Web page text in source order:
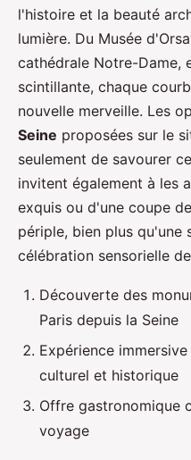
l'histoire et la beauté
lumière. Du Musée
cathédrale Notre-Dame,
scintillante, chaque
nouvelle merveille. Les
Seine proposées sur le
seulement de savourer
invitent également à les
exquis ou d'une coupe de
périple, bien plus qu'une
célébration sensorielle
Découverte des
Paris depuis la Seine
Expérience
culturel et historique
Offre gastronomique
voyage